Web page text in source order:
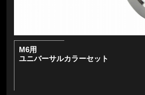
M6用
ユニバーサルカラーセット